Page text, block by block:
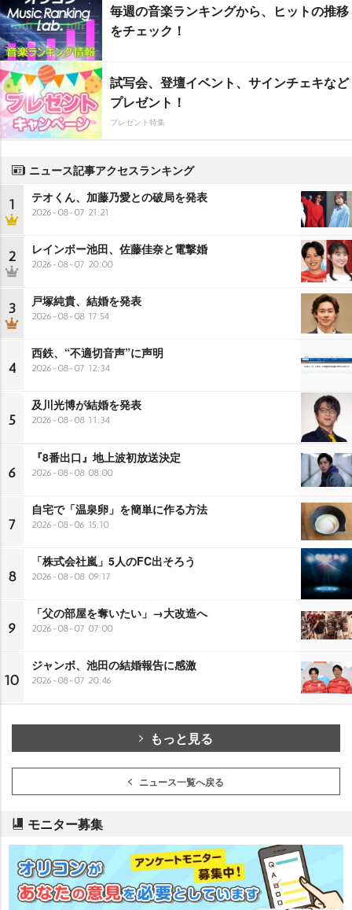
毎週の音楽ランキングから、ヒットの推移
をチェック！
試写会、登壇イベント、サインチェキなど
プレゼント！
プレゼント特集
ニュース記事アクセスランキング
1 テオくん、加藤乃愛との破局を発表
2026-08-07 21:21
2 レインボー池田、佐藤佳奈と電撃婚
2026-08-07 20:00
3 戸塚純貴、結婚を発表
2026-08-08 17:54
4
西鉄、“不適切音声”に声明
2026-08-07 12:34
5
及川光博が結婚を発表
2026-08-08 11:34
6
『8番出口』地上波初放送決定
2026-08-08 08:00
7
自宅で「温泉卵」を簡単に作る方法
2026-08-06 15:10
8
「株式会社嵐」5人のFC出そろう
2026-08-08 09:17
9
「父の部屋を奪いたい」→大改造へ
2026-08-07 07:00
10
ジャンボ、池田の結婚報告に感激
2026-08-07 20:46
もっと見る
ニュース一覧へ戻る
モニター募集